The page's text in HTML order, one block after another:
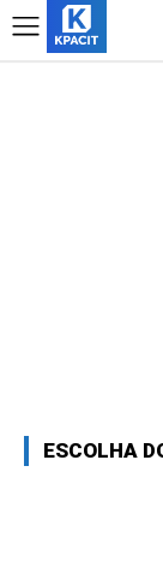
ESCOLHA